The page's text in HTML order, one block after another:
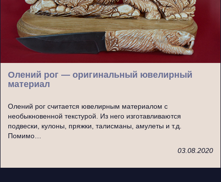
Олений рог — оригинальный ювелирный
материал
Олений рог считается ювелирным материалом с
необыкновенной текстурой. Из него изготавливаются
подвески, кулоны, пряжки, талисманы, амулеты и т.д.
Помимо…
03.08.2020